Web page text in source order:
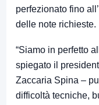
perfezionato fino
delle note richieste.
“Siamo in perfetto
spiegato il
Zaccaria Spina –
difficoltà tecniche,